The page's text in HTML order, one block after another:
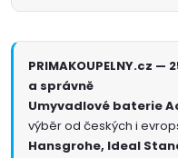
PRIMAKOUPELNY.cz
a správně
Umyvadlové baterie
výběr od českých i
Hansgrohe, Ideal